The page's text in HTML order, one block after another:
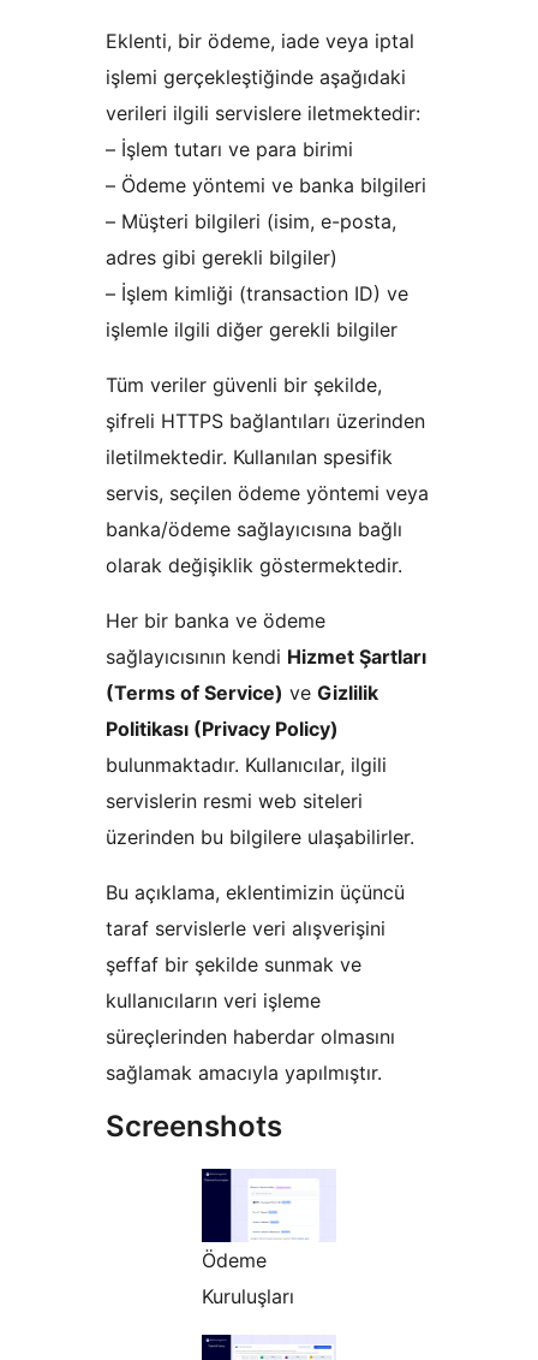
Eklenti, bir ödeme, iade veya iptal
işlemi gerçekleştiğinde aşağıdaki
verileri ilgili servislere iletmektedir:
– İşlem tutarı ve para birimi
– Ödeme yöntemi ve banka bilgileri
– Müşteri bilgileri (isim, e-posta,
adres gibi gerekli bilgiler)
– İşlem kimliği (transaction ID) ve
işlemle ilgili diğer gerekli bilgiler
Tüm veriler güvenli bir şekilde,
şifreli HTTPS bağlantıları üzerinden
iletilmektedir. Kullanılan spesifik
servis, seçilen ödeme yöntemi veya
banka/ödeme sağlayıcısına bağlı
olarak değişiklik göstermektedir.
Her bir banka ve ödeme
sağlayıcısının kendi Hizmet Şartları
(Terms of Service) ve Gizlilik
Politikası (Privacy Policy)
bulunmaktadır. Kullanıcılar, ilgili
servislerin resmi web siteleri
üzerinden bu bilgilere ulaşabilirler.
Bu açıklama, eklentimizin üçüncü
taraf servislerle veri alışverişini
şeffaf bir şekilde sunmak ve
kullanıcıların veri işleme
süreçlerinden haberdar olmasını
sağlamak amacıyla yapılmıştır.
Screenshots
Ödeme
Kuruluşları